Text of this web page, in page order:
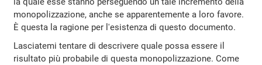
monopolizzazione, anche se apparentemente a loro favore.
È questa la ragione per l'esistenza di questo documento.
Lasciatemi tentare di descrivere quale possa essere il
risultato più probabile di questa monopolizzazione. Come